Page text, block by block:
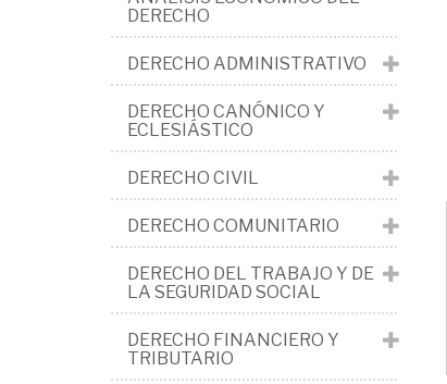
DERECHO
DERECHO ADMINISTRATIVO
DERECHO CANÓNICO Y
ECLESIÁSTICO
DERECHO CIVIL
DERECHO COMUNITARIO
DERECHO DEL TRABAJO Y DE
LA SEGURIDAD SOCIAL
DERECHO FINANCIERO Y
TRIBUTARIO